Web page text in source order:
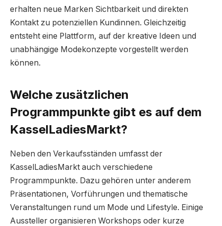
erhalten neue Marken Sichtbarkeit und direkten
Kontakt zu potenziellen Kundinnen. Gleichzeitig
entsteht eine Plattform, auf der kreative Ideen und
unabhängige Modekonzepte vorgestellt werden
können.
Welche zusätzlichen
Programmpunkte gibt es auf dem
KasselLadiesMarkt?
Neben den Verkaufsständen umfasst der
KasselLadiesMarkt auch verschiedene
Programmpunkte. Dazu gehören unter anderem
Präsentationen, Vorführungen und thematische
Veranstaltungen rund um Mode und Lifestyle. Einige
Aussteller organisieren Workshops oder kurze